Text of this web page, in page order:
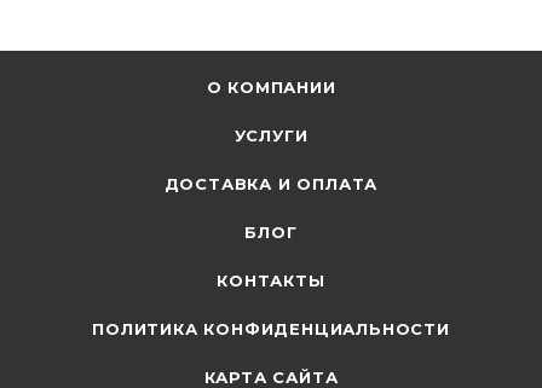
О КОМПАНИИ
УСЛУГИ
ДОСТАВКА И ОПЛАТА
БЛОГ
КОНТАКТЫ
ПОЛИТИКА КОНФИДЕНЦИАЛЬНОСТИ
КАРТА САЙТА